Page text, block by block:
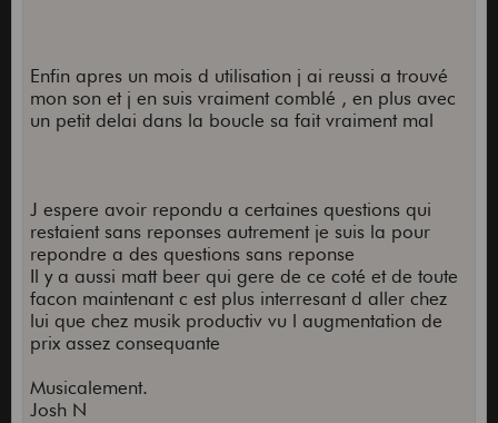
Enfin apres un mois d utilisation j ai reussi a trouvé
mon son et j en suis vraiment comblé , en plus avec
un petit delai dans la boucle sa fait vraiment mal
J espere avoir repondu a certaines questions qui
restaient sans reponses autrement je suis la pour
repondre a des questions sans reponse
Il y a aussi matt beer qui gere de ce coté et de toute
facon maintenant c est plus interresant d aller chez
lui que chez musik productiv vu l augmentation de
prix assez consequante
Musicalement.
Josh N